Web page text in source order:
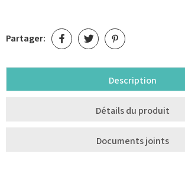
Partager:
Description
Détails du produit
Documents joints